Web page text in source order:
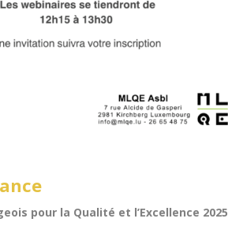
pour la Qualité et l’Excellence 2025